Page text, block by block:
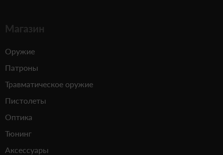
Магазин
Оружие
Патроны
Травматическое оружие
Пистолеты
Оптика
Тюнинг
Аксессуары